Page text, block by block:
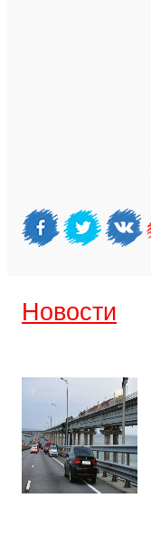
Новости